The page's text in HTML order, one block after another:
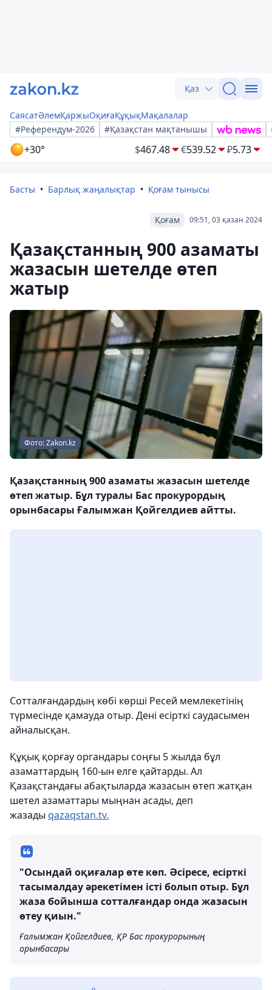
Қаз
СаясатӘлемҚаржыОқиғаҚұқықМақалалар
#Референдум-2026
#Қазақстан мақтанышы
+30° $467.48 €539.52 ₽5.73
Басты Барлық жаңалықтар Қоғам тынысы
09:51, 03 қазан 2024
Қоғам
Қазақстанның 900 азаматы
жазасын шетелде өтеп
жатыр
Фото: Zakon.kz
Қазақстанның 900 азаматы жазасын шетелде
өтеп жатыр. Бұл туралы Бас прокурордың
орынбасары Ғалымжан Қойгелдиев айтты.
Сотталғандардың көбі көрші Ресей мемлекетінің
түрмесінде қамауда отыр. Дені есірткі саудасымен
айналысқан.
Құқық қорғау органдары соңғы 5 жылда бұл
азаматтардың 160-ын елге қайтарды. Ал
Қазақстандағы абақтыларда жазасын өтеп жатқан
шетел азаматтары мыңнан асады, деп
жазады qazaqstan.tv.
"Осындай оқиғалар өте көп. Әсіресе, есірткі
тасымалдау әрекетімен істі болып отыр. Бұл
жаза бойынша сотталғандар онда жазасын
өтеу қиын."
Ғалымжан Қойгелдиев, ҚР Бас прокурорының
орынбасары